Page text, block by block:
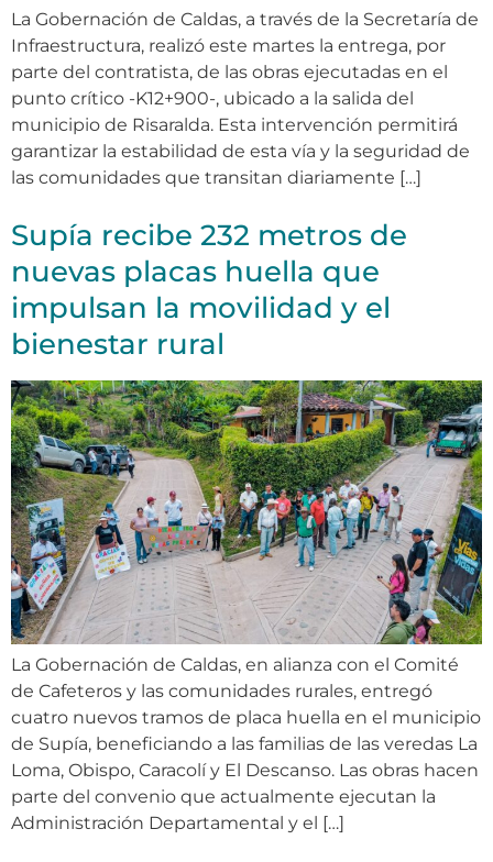
La Gobernación de Caldas, a través de la Secretaría de
Infraestructura, realizó este martes la entrega, por
parte del contratista, de las obras ejecutadas en el
punto crítico -K12+900-, ubicado a la salida del
municipio de Risaralda. Esta intervención permitirá
garantizar la estabilidad de esta vía y la seguridad de
las comunidades que transitan diariamente […]
Supía recibe 232 metros de
nuevas placas huella que
impulsan la movilidad y el
bienestar rural
La Gobernación de Caldas, en alianza con el Comité
de Cafeteros y las comunidades rurales, entregó
cuatro nuevos tramos de placa huella en el municipio
de Supía, beneficiando a las familias de las veredas La
Loma, Obispo, Caracolí y El Descanso. Las obras hacen
parte del convenio que actualmente ejecutan la
Administración Departamental y el […]